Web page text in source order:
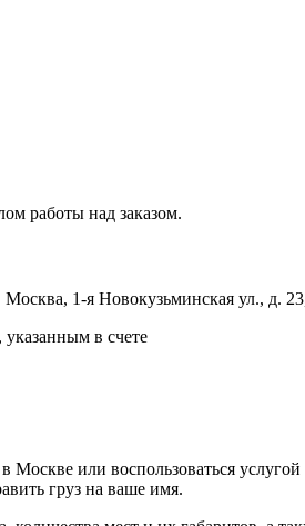
работы над заказом.
1-я Новокузьминская ул., д.
в счете
Москве или воспользоваться
груз на ваше имя.